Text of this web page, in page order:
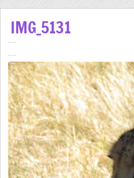
IMG_5131